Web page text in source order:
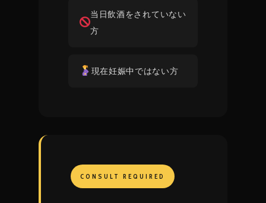
当日飲酒をされていない
方
現在妊娠中ではない方
CONSULT REQUIRED